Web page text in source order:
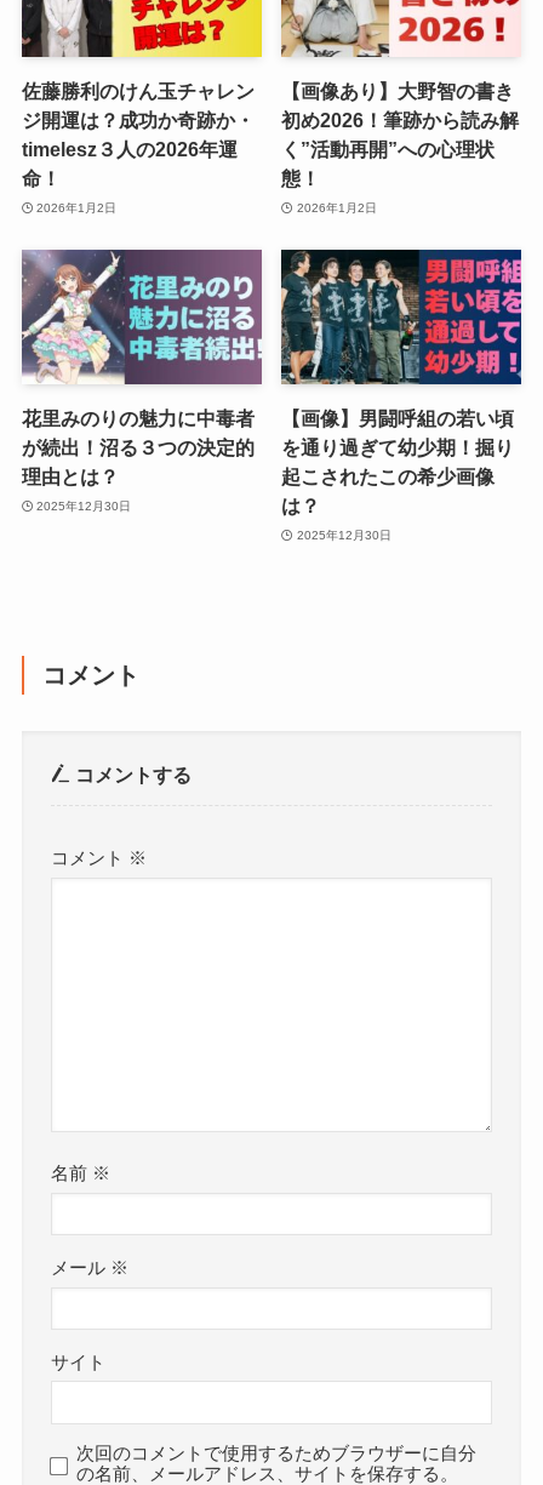
佐藤勝利のけん玉チャレン
ジ開運は？成功か奇跡か・
timelesz３人の2026年運
命！
2026年1月2日
【画像あり】大野智の書き
初め2026！筆跡から読み解
く”活動再開”への心理状
態！
2026年1月2日
花里みのりの魅力に中毒者
が続出！沼る３つの決定的
理由とは？
2025年12月30日
【画像】男闘呼組の若い頃
を通り過ぎて幼少期！掘り
起こされたこの希少画像
は？
2025年12月30日
コメント
コメントする
コメント ※
名前 ※
メール ※
サイト
次回のコメントで使用するためブラウザーに自分
の名前、メールアドレス、サイトを保存する。